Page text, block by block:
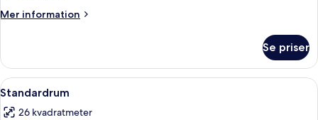
-
parken
Mer information
Mer
-
kingsize-
Se priser
Öppna
alla
Ett hotellrum med en stor säng, två
8
Standardrum
26 kvadratmeter